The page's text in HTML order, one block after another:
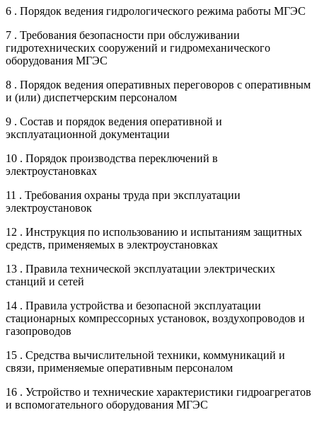
6 . Порядок ведения гидрологического режима работы МГЭС
7 . Требования безопасности при обслуживании
гидротехнических сооружений и гидромеханического
оборудования МГЭС
8 . Порядок ведения оперативных переговоров с оперативным
и (или) диспетчерским персоналом
9 . Состав и порядок ведения оперативной и
эксплуатационной документации
10 . Порядок производства переключений в
электроустановках
11 . Требования охраны труда при эксплуатации
электроустановок
12 . Инструкция по использованию и испытаниям защитных
средств, применяемых в электроустановках
13 . Правила технической эксплуатации электрических
станций и сетей
14 . Правила устройства и безопасной эксплуатации
стационарных компрессорных установок, воздухопроводов и
газопроводов
15 . Средства вычислительной техники, коммуникаций и
связи, применяемые оперативным персоналом
16 . Устройство и технические характеристики гидроагрегатов
и вспомогательного оборудования МГЭС